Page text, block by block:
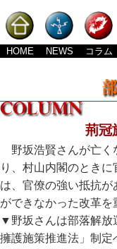
HOME NEWS コラム
荊冠
野坂浩賢さんが亡く
り、村山内閣のとき
は、官僚の強い抵抗
ができなかった改革を
▼野坂さんは部落解放
擁護施策推進法」制定